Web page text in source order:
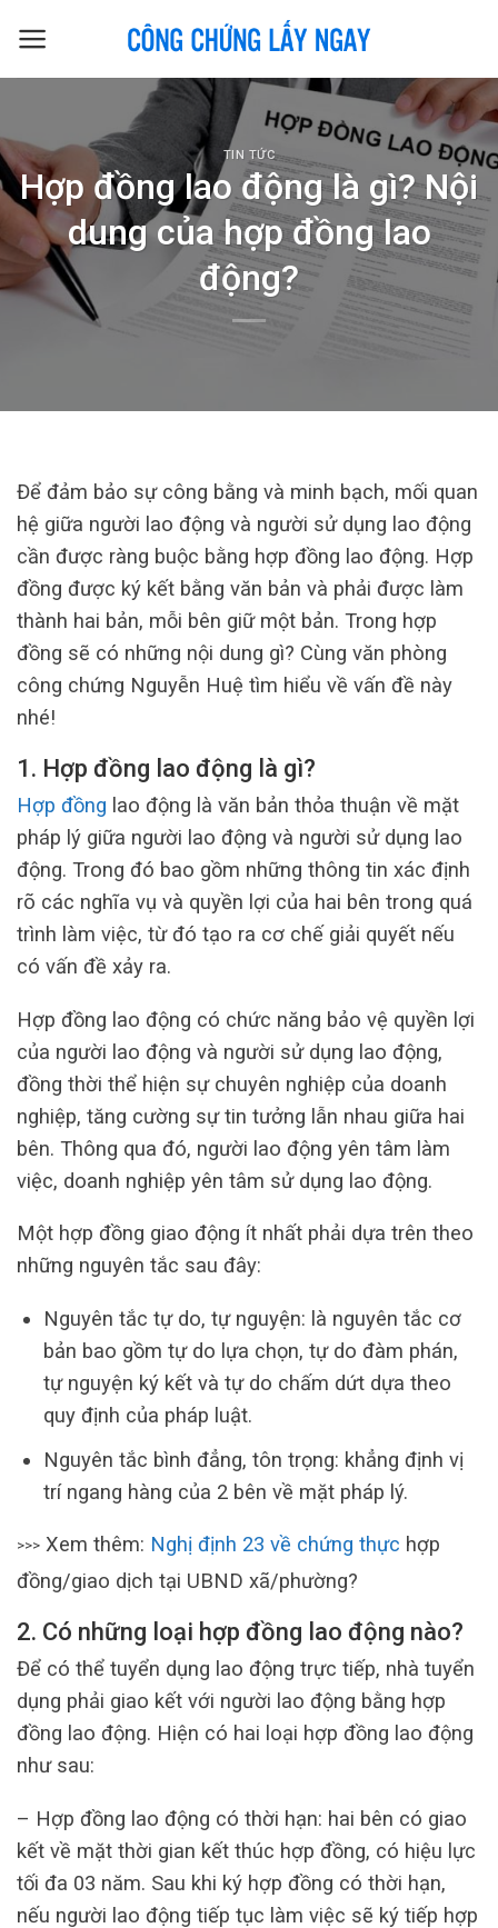
TIN TỨC
Hợp đồng lao động là gì? Nội
dung của hợp đồng lao
động?
Để đảm bảo sự công bằng và minh bạch, mối quan
hệ giữa người lao động và người sử dụng lao động
cần được ràng buộc bằng hợp đồng lao động. Hợp
đồng được ký kết bằng văn bản và phải được làm
thành hai bản, mỗi bên giữ một bản. Trong hợp
đồng sẽ có những nội dung gì? Cùng văn phòng
công chứng Nguyễn Huệ tìm hiểu về vấn đề này
nhé!
1. Hợp đồng lao động là gì?
Hợp đồng lao động là văn bản thỏa thuận về mặt
pháp lý giữa người lao động và người sử dụng lao
động. Trong đó bao gồm những thông tin xác định
rõ các nghĩa vụ và quyền lợi của hai bên trong quá
trình làm việc, từ đó tạo ra cơ chế giải quyết nếu
có vấn đề xảy ra.
Hợp đồng lao động có chức năng bảo vệ quyền lợi
của người lao động và người sử dụng lao động,
đồng thời thể hiện sự chuyên nghiệp của doanh
nghiệp, tăng cường sự tin tưởng lẫn nhau giữa hai
bên. Thông qua đó, người lao động yên tâm làm
việc, doanh nghiệp yên tâm sử dụng lao động.
Một hợp đồng giao động ít nhất phải dựa trên theo
những nguyên tắc sau đây:
Nguyên tắc tự do, tự nguyện: là nguyên tắc cơ
bản bao gồm tự do lựa chọn, tự do đàm phán,
tự nguyện ký kết và tự do chấm dứt dựa theo
quy định của pháp luật.
Nguyên tắc bình đẳng, tôn trọng: khẳng định vị
trí ngang hàng của 2 bên về mặt pháp lý.
>>> Xem thêm: Nghị định 23 về chứng thực hợp
đồng/giao dịch tại UBND xã/phường?
2. Có những loại hợp đồng lao động nào?
Để có thể tuyển dụng lao động trực tiếp, nhà tuyển
dụng phải giao kết với người lao động bằng hợp
đồng lao động. Hiện có hai loại hợp đồng lao động
như sau:
– Hợp đồng lao động có thời hạn: hai bên có giao
kết về mặt thời gian kết thúc hợp đồng, có hiệu lực
tối đa 03 năm. Sau khi ký hợp đồng có thời hạn,
nếu người lao động tiếp tục làm việc sẽ ký tiếp hợp